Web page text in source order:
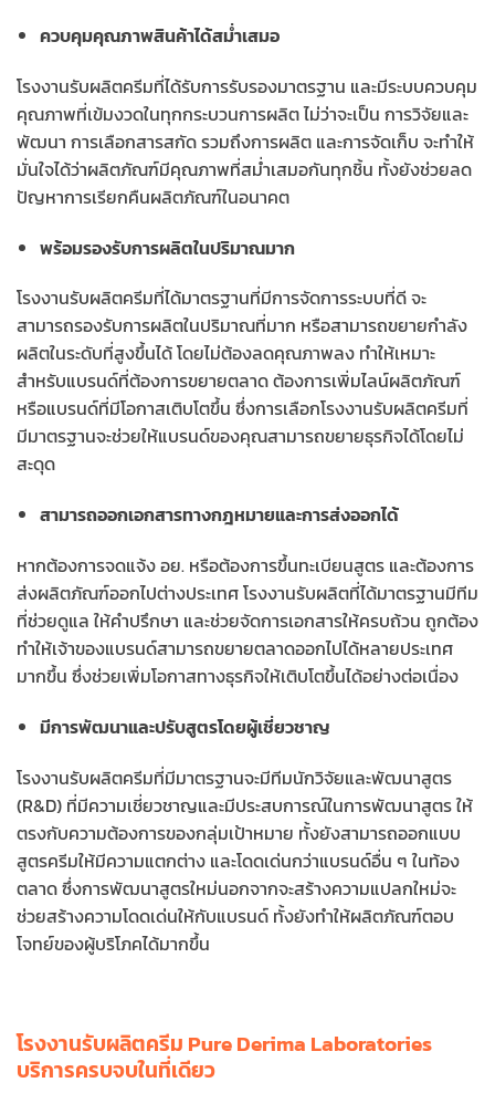
ควบคุมคุณภาพสินค้าได้สม่ำเสมอ
โรงงานรับผลิตครีมที่ได้รับการรับรองมาตรฐาน และมีระบบควบคุม
คุณภาพที่เข้มงวดในทุกกระบวนการผลิต ไม่ว่าจะเป็น การวิจัยและ
พัฒนา การเลือกสารสกัด รวมถึงการผลิต และการจัดเก็บ จะทำให้
มั่นใจได้ว่าผลิตภัณฑ์มีคุณภาพที่สม่ำเสมอกันทุกชิ้น ทั้งยังช่วยลด
ปัญหาการเรียกคืนผลิตภัณฑ์ในอนาคต
พร้อมรองรับการผลิตในปริมาณมาก
โรงงานรับผลิตครีมที่ได้มาตรฐานที่มีการจัดการระบบที่ดี จะ
สามารถรองรับการผลิตในปริมาณที่มาก หรือสามารถขยายกำลัง
ผลิตในระดับที่สูงขึ้นได้ โดยไม่ต้องลดคุณภาพลง ทำให้เหมาะ
สำหรับแบรนด์ที่ต้องการขยายตลาด ต้องการเพิ่มไลน์ผลิตภัณฑ์
หรือแบรนด์ที่มีโอกาสเติบโตขึ้น ซึ่งการเลือกโรงงานรับผลิตครีมที่
มีมาตรฐานจะช่วยให้แบรนด์ของคุณสามารถขยายธุรกิจได้โดยไม่
สะดุด
สามารถออกเอกสารทางกฎหมายและการส่งออกได้
หากต้องการจดแจ้ง อย. หรือต้องการขึ้นทะเบียนสูตร และต้องการ
ส่งผลิตภัณฑ์ออกไปต่างประเทศ โรงงานรับผลิตที่ได้มาตรฐานมีทีม
ที่ช่วยดูแล ให้คำปรึกษา และช่วยจัดการเอกสารให้ครบถ้วน ถูกต้อง
ทำให้เจ้าของแบรนด์สามารถขยายตลาดออกไปได้หลายประเทศ
มากขึ้น ซึ่งช่วยเพิ่มโอกาสทางธุรกิจให้เติบโตขึ้นได้อย่างต่อเนื่อง
มีการพัฒนาและปรับสูตรโดยผู้เชี่ยวชาญ
โรงงานรับผลิตครีมที่มีมาตรฐานจะมีทีมนักวิจัยและพัฒนาสูตร
(R&D) ที่มีความเชี่ยวชาญและมีประสบการณ์ในการพัฒนาสูตร ให้
ตรงกับความต้องการของกลุ่มเป้าหมาย ทั้งยังสามารถออกแบบ
สูตรครีมให้มีความแตกต่าง และโดดเด่นกว่าแบรนด์อื่น ๆ ในท้อง
ตลาด ซึ่งการพัฒนาสูตรใหม่นอกจากจะสร้างความแปลกใหม่จะ
ช่วยสร้างความโดดเด่นให้กับแบรนด์ ทั้งยังทำให้ผลิตภัณฑ์ตอบ
โจทย์ของผู้บริโภคได้มากขึ้น
โรงงานรับผลิตครีม Pure Derima Laboratories
บริการครบจบในที่เดียว